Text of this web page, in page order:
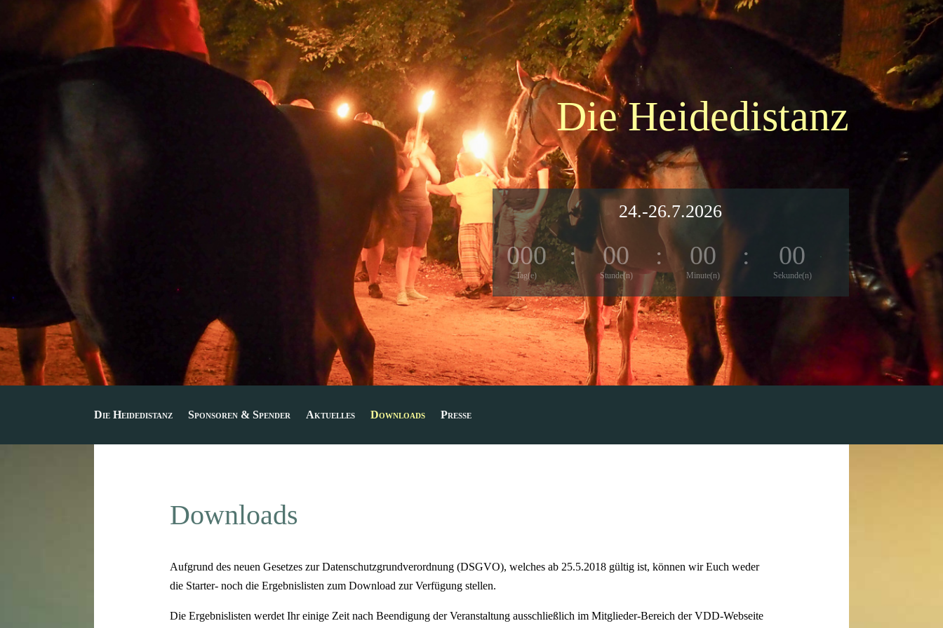
Die Heidedistanz
24.-26.7.2026
000
Tag(e)
: 00
Stunde(n)
: 00
Minute(n)
: 00
Sekunde(n)
Die Heidedistanz Sponsoren & Spender Aktuelles Downloads Presse
Downloads
Aufgrund des neuen Gesetzes zur Datenschutzgrundverordnung (DSGVO), welches ab 25.5.2018 gültig ist, können wir Euch weder
die Starter- noch die Ergebnislisten zum Download zur Verfügung stellen.
Die Ergebnislisten werdet Ihr einige Zeit nach Beendigung der Veranstaltung ausschließlich im Mitglieder-Bereich der VDD-Webseite